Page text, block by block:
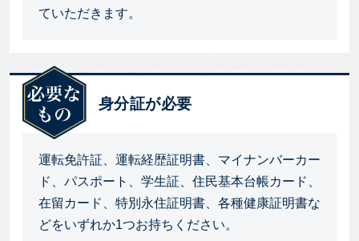
ていただきます。
身分証が必要
運転免許証、運転経歴証明書、マイナンバーカー
ド、パスポート、学生証、住民基本台帳カード、
在留カード、特別永住証明書、各種健康証明書な
どをいずれか1つお持ちください。